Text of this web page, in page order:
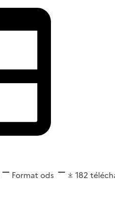
Format ods 182